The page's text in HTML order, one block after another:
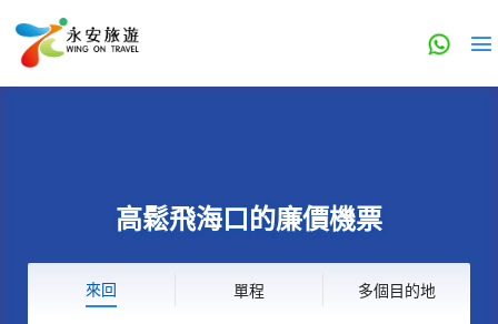
高鬆飛海口的廉價機票
來回 單程 多個目的地